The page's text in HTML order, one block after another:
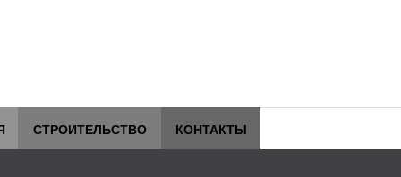
СТРОИТЕЛЬСТВО КОНТАКТЫ